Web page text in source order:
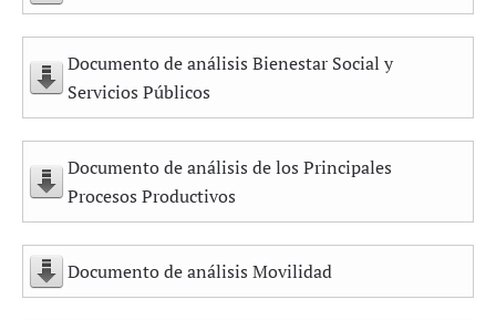
Documento de análisis Bienestar Social y
Servicios Públicos
Documento de análisis de los Principales
Procesos Productivos
Documento de análisis Movilidad